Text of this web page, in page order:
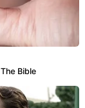
Bible